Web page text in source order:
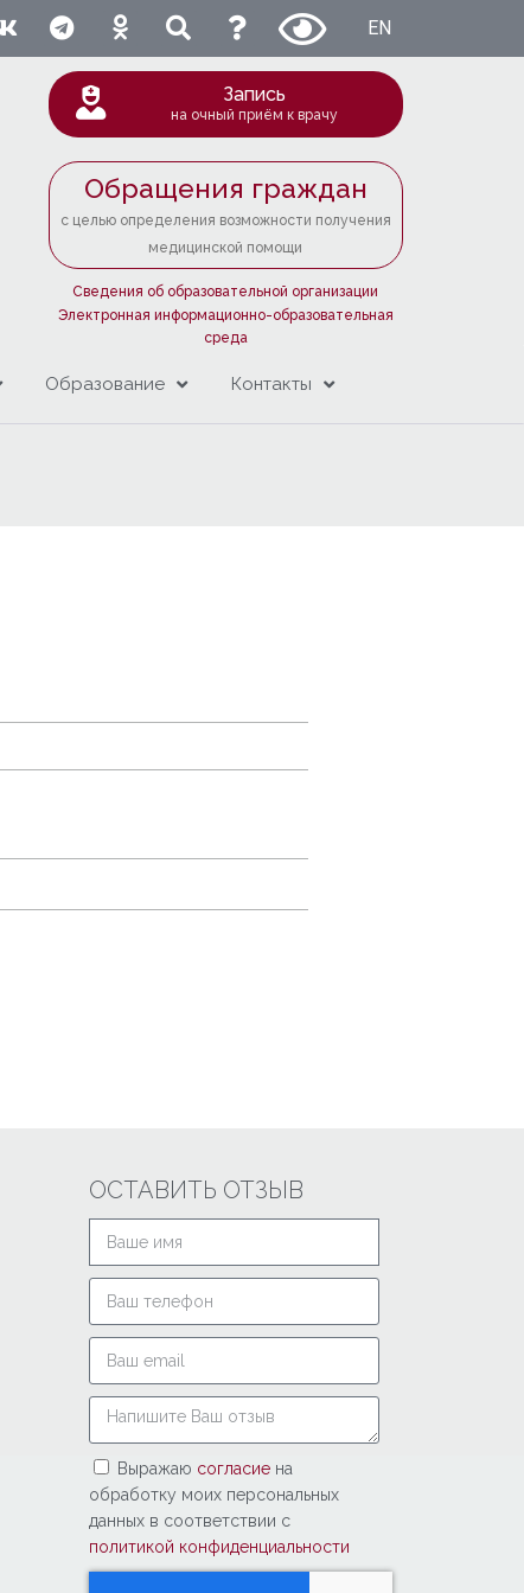
EN
Запись
на очный приём к врачу
Обращения граждан
с целью определения возможности получения
медицинской помощи
Сведения об образовательной организации
Электронная информационно-образовательная
среда
Образование Контакты
ОСТАВИТЬ ОТЗЫВ
Выражаю согласие на
обработку моих персональных
данных в соответствии с
политикой конфиденциальности